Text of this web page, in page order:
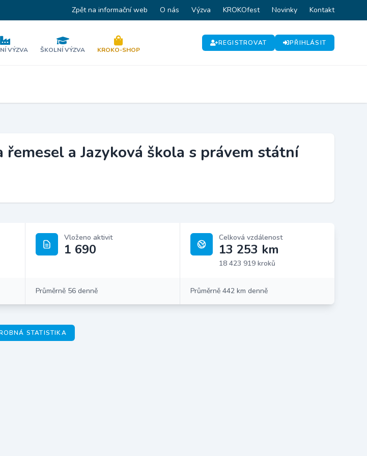
Zpět na informační web O nás Výzva KROKOfest Novinky Kontakt
VÝZVA ŠKOLNÍ VÝZVA KROKO-SHOP
REGISTROVAT PŘIHLÁSIT
a Jazyková škola s právem státní
Vloženo aktivit
1 690
Průměrně 56 denně
Celková vzdálenost
13 253 km
18 423 919 kroků
Průměrně 442 km denně
STATISTIKA